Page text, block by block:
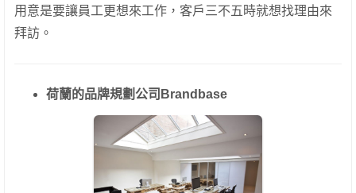
用意是要讓員工更想來工作，客戶三不五時就想找理由來
拜訪。
荷蘭的品牌規劃公司Brandbase